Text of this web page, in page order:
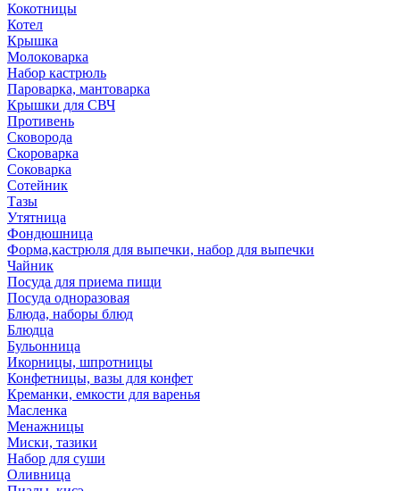
Кокотницы
Котел
Крышка
Молоковарка
Набор кастрюль
Пароварка, мантоварка
Крышки для СВЧ
Противень
Сковорода
Скороварка
Соковарка
Сотейник
Тазы
Утятница
Фондюшница
Форма,кастрюля для выпечки, набор для выпечки
Чайник
Посуда для приема пищи
Посуда одноразовая
Блюда, наборы блюд
Блюдца
Бульонница
Икорницы, шпротницы
Конфетницы, вазы для конфет
Креманки, емкости для варенья
Масленка
Менажницы
Миски, тазики
Набор для суши
Оливница